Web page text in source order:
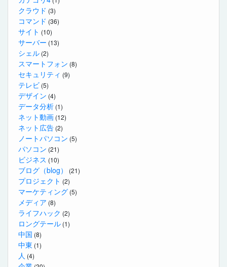
クラウド (3)
コマンド (36)
サイト (10)
サーバー (13)
シェル (2)
スマートフォン (8)
セキュリティ (9)
テレビ (5)
デザイン (4)
データ分析 (1)
ネット動画 (12)
ネット広告 (2)
ノートパソコン (5)
パソコン (21)
ビジネス (10)
ブログ（blog） (21)
プロジェクト (2)
マーケティング (5)
メディア (8)
ライフハック (2)
ロングテール (1)
中国 (8)
中東 (1)
人 (4)